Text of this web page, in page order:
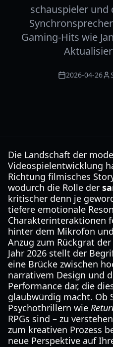
schauspieler und
Gaming-Hits wie
2026-04-26
Die Landschaft der
Videospielentwicklung
Richtung filmisches
wodurch die Rolle der
kritischer denn je
tiefere emotionale
Charakterinteraktionen
hinter dem Mikrofon
Anzug zum Rückgrat
Jahr 2026 stellt der
eine Brücke zwischen
narrativem Design und
Performance dar, die
glaubwürdig macht. Ob
Psychothrillern wie
RPGs sind – zu
zum kreativen Prozess
neue Perspektive auf